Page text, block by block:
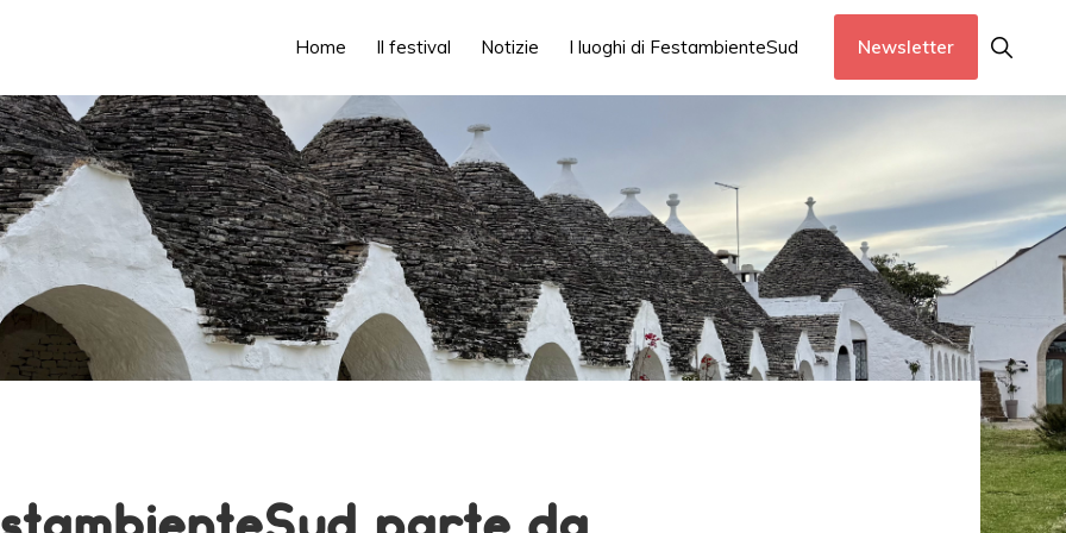
Home Il festival Notizie I luoghi di FestambienteSud Newsletter Show
Search